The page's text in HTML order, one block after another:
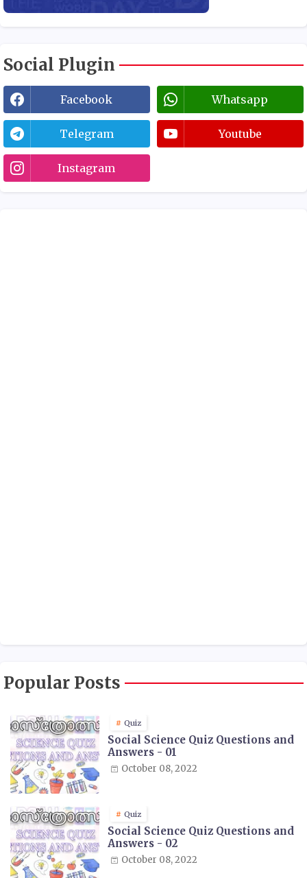
Social Plugin
Facebook Whatsapp
Telegram Youtube
Instagram
Popular Posts
Quiz
Social Science Quiz Questions and
Answers - 01
October 08, 2022
Quiz
Social Science Quiz Questions and
Answers - 02
October 08, 2022